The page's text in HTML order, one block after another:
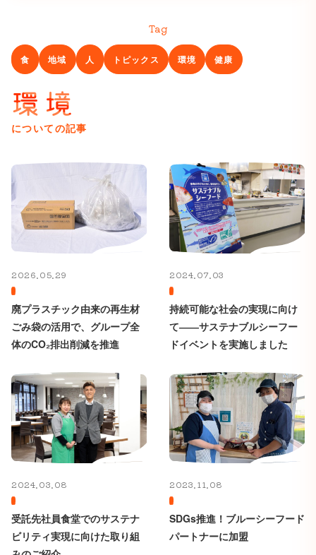
Tag
食 地域 人 トピックス 環境 健康
環境
についての記事
2026.05.29
廃プラスチック由来の再生材
ごみ袋の活用で、グループ全
体のCO₂排出削減を推進
2024.07.03
持続可能な社会の実現に向け
て――サステナブルシーフー
ドイベントを実施しました
2024.03.08
受託先社員食堂でのサステナ
ビリティ実現に向けた取り組
2023.11.08
SDGs推進！ブルーシーフード
パートナーに加盟